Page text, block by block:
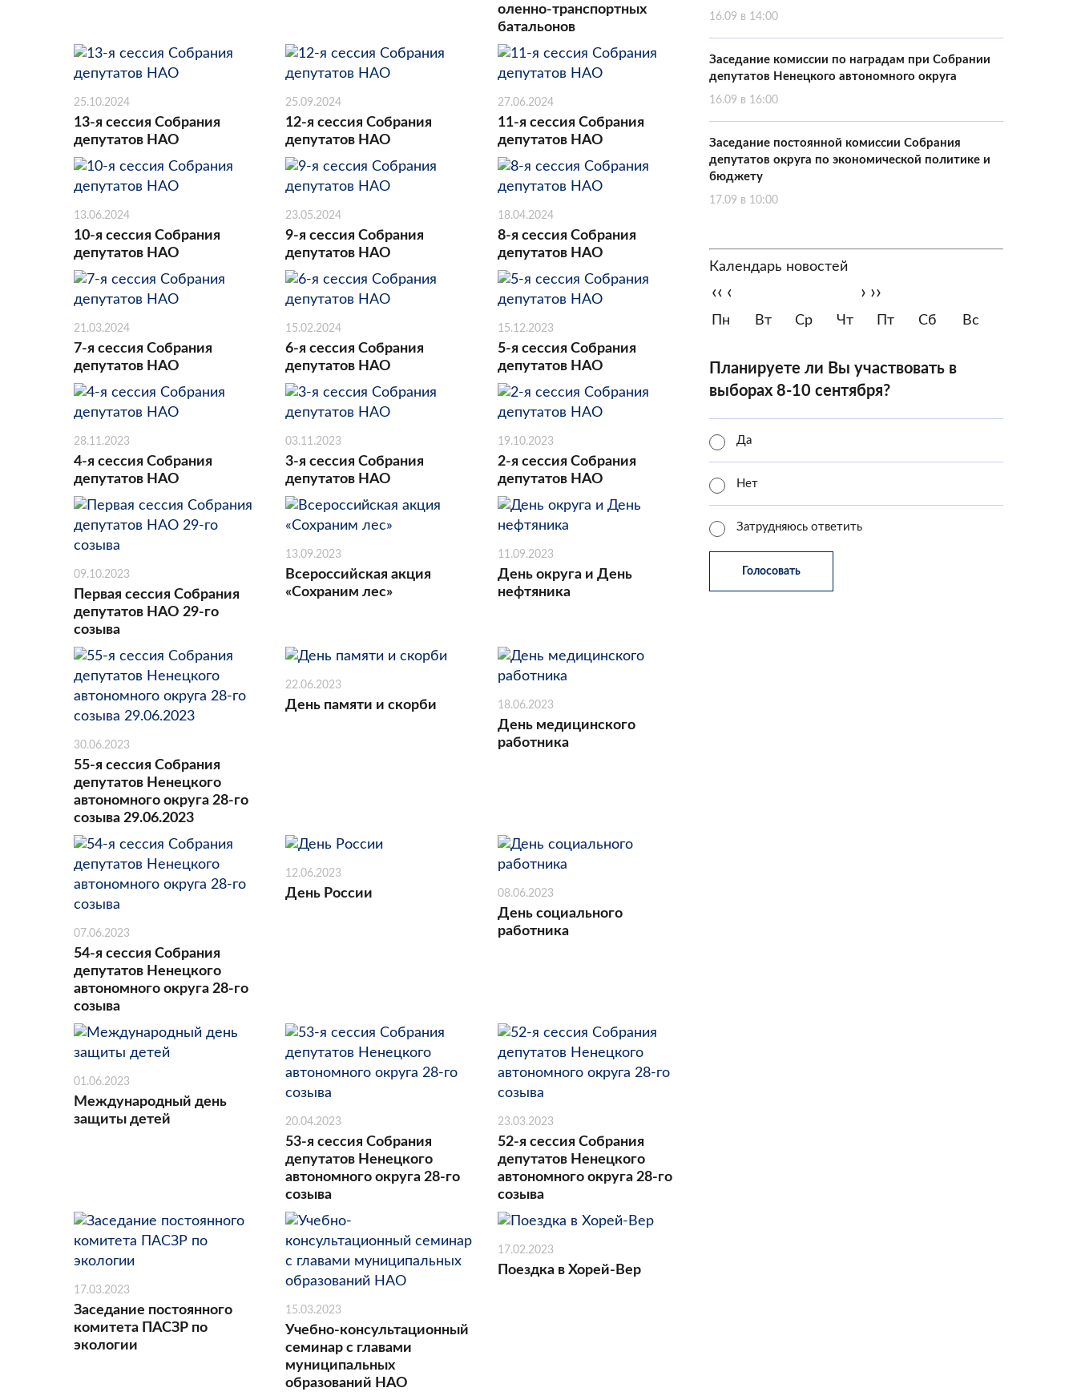
оленно-транспортных
батальонов
25.10.2024
13-я сессия Собрания
депутатов НАО
25.09.2024
12-я сессия Собрания
депутатов НАО
27.06.2024
11-я сессия Собрания
депутатов НАО
13.06.2024
10-я сессия Собрания
депутатов НАО
23.05.2024
9-я сессия Собрания
депутатов НАО
18.04.2024
8-я сессия Собрания
депутатов НАО
21.03.2024
7-я сессия Собрания
депутатов НАО
15.02.2024
6-я сессия Собрания
депутатов НАО
15.12.2023
5-я сессия Собрания
депутатов НАО
28.11.2023
4-я сессия Собрания
депутатов НАО
03.11.2023
3-я сессия Собрания
депутатов НАО
19.10.2023
2-я сессия Собрания
депутатов НАО
09.10.2023
Первая сессия Собрания
депутатов НАО 29-го
созыва
13.09.2023
Всероссийская акция
«Сохраним лес»
11.09.2023
День округа и День
нефтяника
30.06.2023
55-я сессия Собрания
депутатов Ненецкого
автономного округа 28-го
созыва 29.06.2023
22.06.2023
День памяти и скорби 18.06.2023
День медицинского
работника
07.06.2023
54-я сессия Собрания
депутатов Ненецкого
автономного округа 28-го
созыва
12.06.2023
День России 08.06.2023
День социального
работника
01.06.2023
Международный день
защиты детей
20.04.2023
53-я сессия Собрания
депутатов Ненецкого
автономного округа 28-го
созыва
23.03.2023
52-я сессия Собрания
депутатов Ненецкого
автономного округа 28-го
созыва
17.03.2023
Заседание постоянного
комитета ПАСЗР по
экологии
15.03.2023
Учебно-консультационный
семинар с главами
муниципальных
образований НАО
17.02.2023
Поездка в Хорей-Вер
16.09 в 14:00
Заседание комиссии по наградам при Собрании
депутатов Ненецкого автономного округа
16.09 в 16:00
Заседание постоянной комиссии Собрания
депутатов округа по экономической политике и
бюджету
17.09 в 10:00
Календарь новостей
‹‹ ‹ › ››
Пн Вт Ср Чт Пт Сб Вс
Планируете ли Вы участвовать в
выборах 8-10 сентября?
Да
Нет
Затрудняюсь ответить